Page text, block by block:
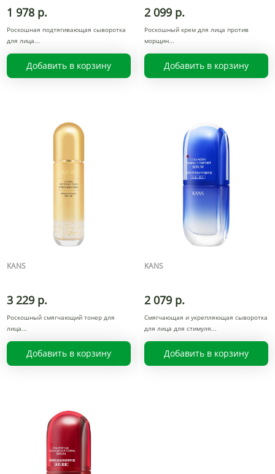
1 978 р.
Роскошная подтягивающая сыворотка
для лица
Добавить в корзину
2 099 р.
Роскошный крем для лица против
морщин
Добавить в корзину
KANS
3 229 р.
Роскошный смягчающий тонер для
лица
Добавить в корзину
KANS
2 079 р.
Смягчающая и укрепляющая сыворотка
для лица для стимуля
Добавить в корзину